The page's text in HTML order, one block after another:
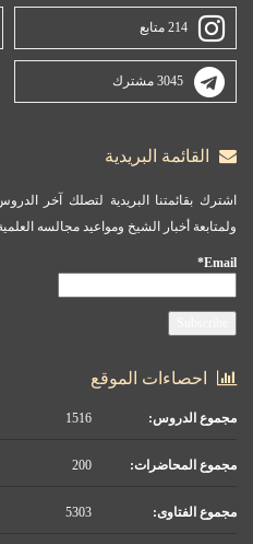
214 متابع
3045 مشترك
القائمة البريدية
اشترك بقائمتنا البريدية لتصلك آخر
ولمتابعة أخبار الشيخ ومواعيد مجالسه
Email*
احصاءات الموقع
مجموع الدروس:
مجموع المحاضرات:
مجموع الفتاوى: